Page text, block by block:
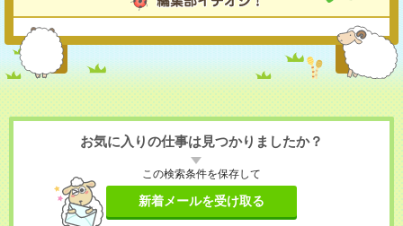
お気に入りの仕事は見つかりましたか？
この検索条件を保存して
新着メールを受け取る